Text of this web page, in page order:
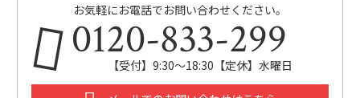
お気軽にお電話でお問い合わせください。
0120-833-299
【受付】9:30～18:30【定休】水曜日